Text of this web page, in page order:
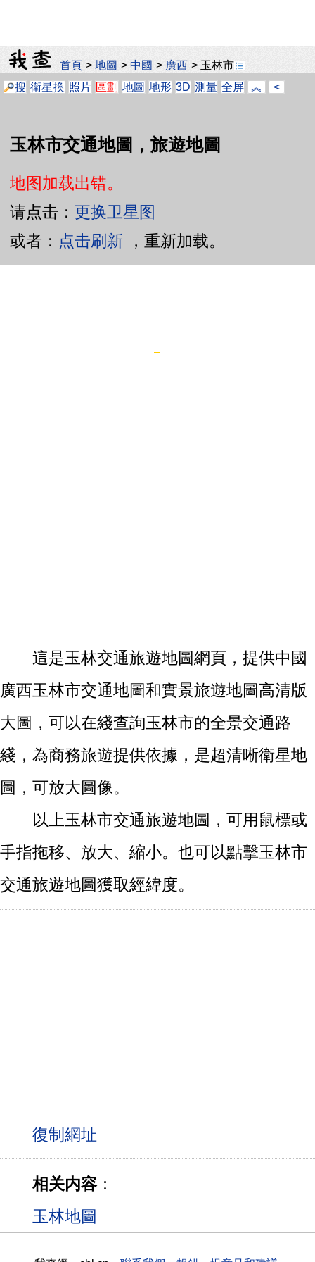
首頁 >地圖 >中國 > 廣西 > 玉林市
搜 衛星換 照片 區劃 地圖 地形 3D 測量 全屏 ︽ <
玉林市交通地圖，旅遊地圖
地图加载出错。
请点击： 更换卫星图
或者： 点击刷新 ，重新加载。
這是玉林交通旅遊地圖網頁，提供中國
廣西玉林市交通地圖和實景旅遊地圖高清版
大圖，可以在綫查詢玉林市的全景交通路
綫，為商務旅遊提供依據，是超清晰衛星地
圖，可放大圖像。
以上玉林市交通旅遊地圖，可用鼠標或
手指拖移、放大、縮小。也可以點擊玉林市
交通旅遊地圖獲取經緯度。
相关内容：
玉林地圖